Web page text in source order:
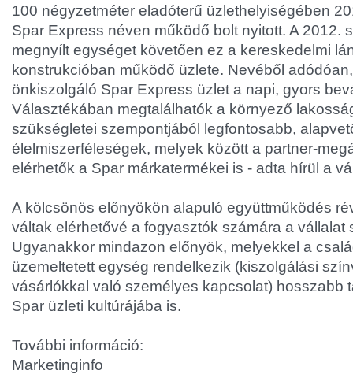
100 négyzetméter eladóterű üzlethelyiségében
Spar Express néven működő bolt nyitott. A 2012.
megnyílt egységet követően ez a kereskedelmi
konstrukcióban működő üzlete. Nevéből
önkiszolgáló Spar Express üzlet a napi, gyors
Választékában megtalálhatók a környező
szükségletei szempontjából legfontosabb,
élelmiszerféleségek, melyek között a partner-
elérhetők a Spar márkatermékei is - adta hírül a
A kölcsönös előnyökön alapuló együttműködés
váltak elérhetővé a fogyasztók számára a vállalat
Ugyanakkor mindazon előnyök, melyekkel a
üzemeltetett egység rendelkezik (kiszolgálási
vásárlókkal való személyes kapcsolat) hosszabb
Spar üzleti kultúrájába is.
További információ:
Marketinginfo